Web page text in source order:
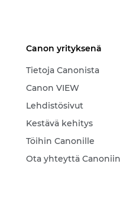
Canon yrityksenä
Tietoja Canonista
Canon VIEW
Lehdistösivut
Kestävä kehitys
Töihin Canonille
Ota yhteyttä Canoniin